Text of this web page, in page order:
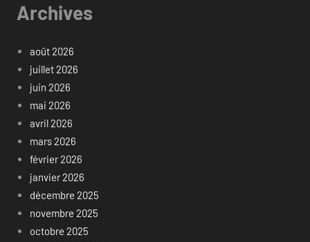
Archives
août 2026
juillet 2026
juin 2026
mai 2026
avril 2026
mars 2026
février 2026
janvier 2026
décembre 2025
novembre 2025
octobre 2025